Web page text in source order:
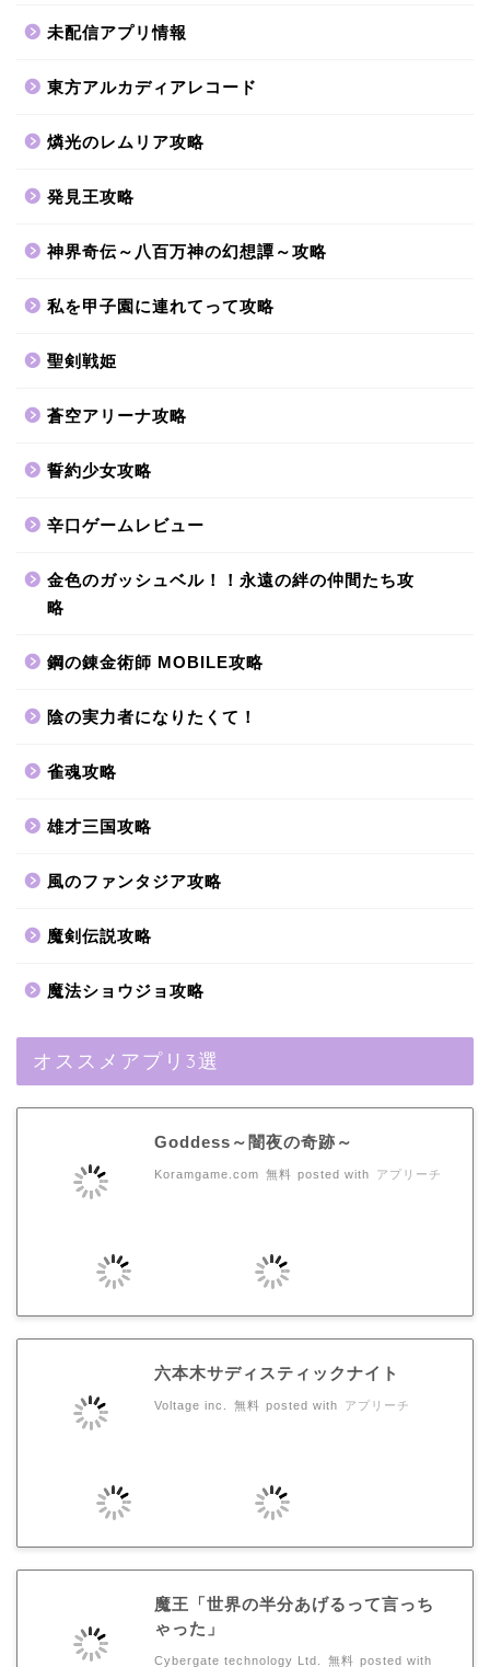
未配信アプリ情報
東方アルカディアレコード
燐光のレムリア攻略
発見王攻略
神界奇伝～八百万神の幻想譚～攻略
私を甲子園に連れてって攻略
聖剣戦姫
蒼空アリーナ攻略
誓約少女攻略
辛口ゲームレビュー
金色のガッシュベル！！永遠の絆の仲間たち攻
略
鋼の錬金術師 MOBILE攻略
陰の実力者になりたくて！
雀魂攻略
雄才三国攻略
風のファンタジア攻略
魔剣伝説攻略
魔法ショウジョ攻略
オススメアプリ3選
Goddess～闇夜の奇跡～
Koramgame.com 無料 posted with アプリーチ
六本木サディスティックナイト
Voltage inc. 無料 posted with アプリーチ
魔王「世界の半分あげるって言っち
ゃった」
Cybergate technology Ltd. 無料 posted with